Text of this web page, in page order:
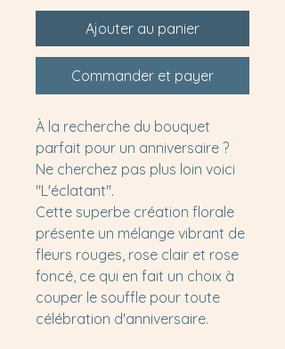
Ajouter au panier
Commander et payer
À la recherche du bouquet
parfait pour un anniversaire ?
Ne cherchez pas plus loin voici
"L'éclatant".
Cette superbe création florale
présente un mélange vibrant de
fleurs rouges, rose clair et rose
foncé, ce qui en fait un choix à
couper le souffle pour toute
célébration d'anniversaire.